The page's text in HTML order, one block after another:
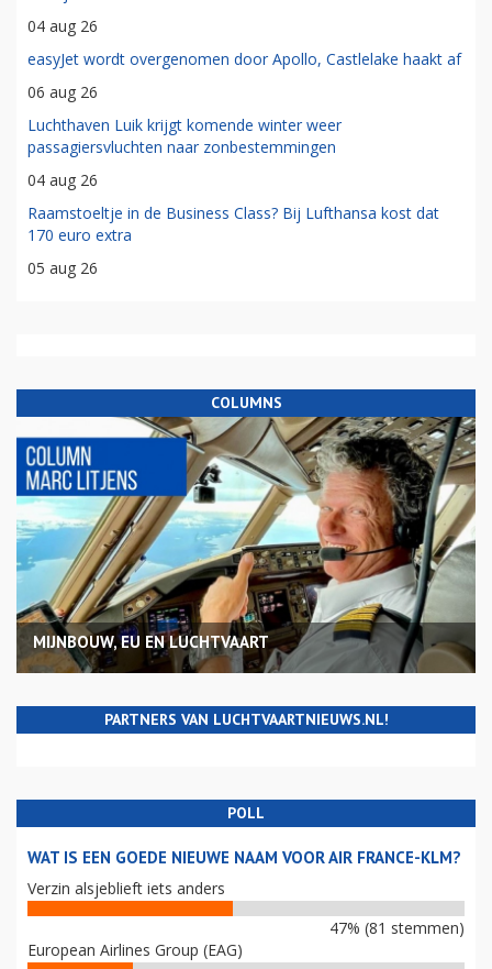
04 aug 26
easyJet wordt overgenomen door Apollo, Castlelake haakt af
06 aug 26
Luchthaven Luik krijgt komende winter weer
passagiersvluchten naar zonbestemmingen
04 aug 26
Raamstoeltje in de Business Class? Bij Lufthansa kost dat
170 euro extra
05 aug 26
COLUMNS
MIJNBOUW, EU EN LUCHTVAART
PARTNERS VAN LUCHTVAARTNIEUWS.NL!
POLL
WAT IS EEN GOEDE NIEUWE NAAM VOOR AIR FRANCE-KLM?
Verzin alsjeblieft iets anders
47% (81 stemmen)
European Airlines Group (EAG)